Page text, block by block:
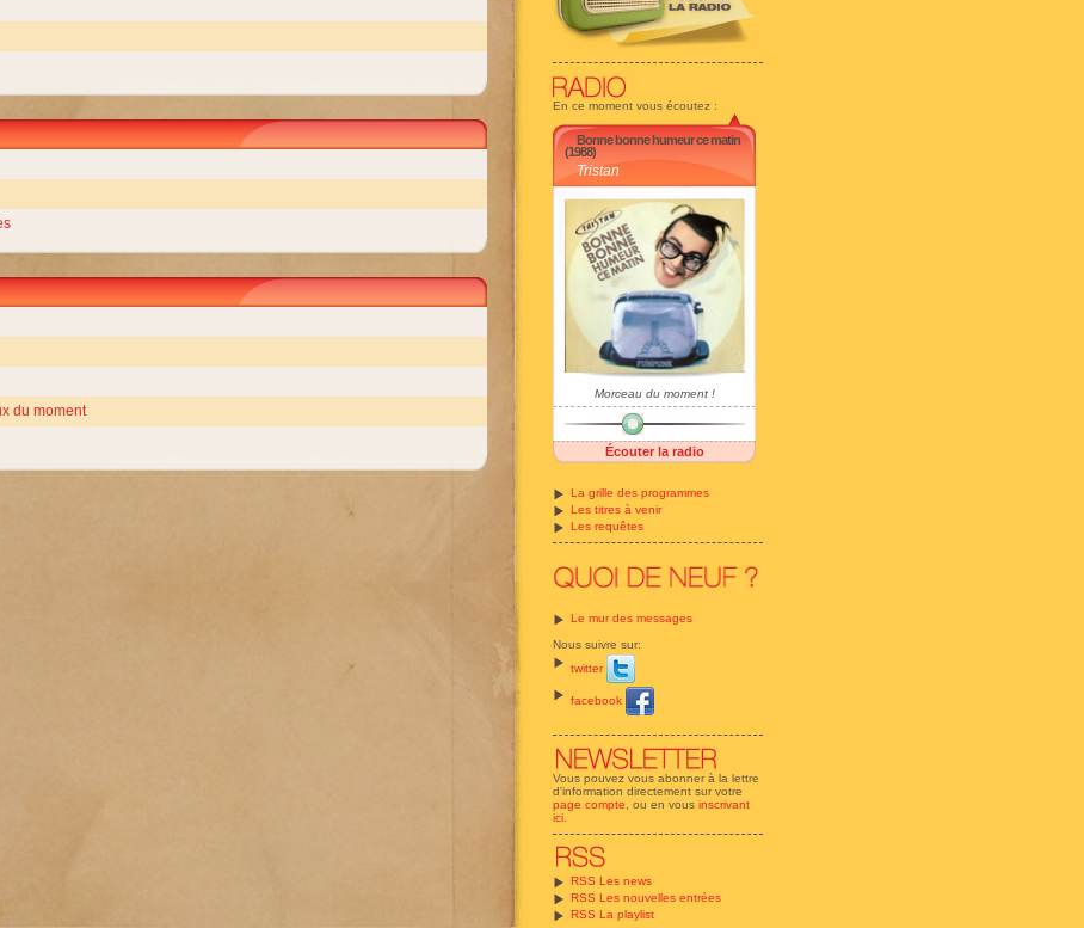
En ce moment vous écoutez :
Bonne bonne humeur ce matin
(1988)
Tristan
Morceau du moment !
Écouter la radio
La grille des programmes
Les titres à venir
Les requêtes
Le mur des messages
Nous suivre sur:
twitter
facebook
Vous pouvez vous abonner à la lettre
d'information directement sur votre
page compte , ou en vous inscrivant
ici
RSS Les news
RSS Les nouvelles entrées
RSS La playlist
du moment